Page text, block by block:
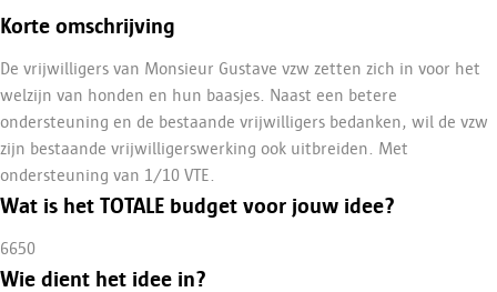
Korte omschrijving
De vrijwilligers van Monsieur Gustave vzw zetten zich in voor het
welzijn van honden en hun baasjes. Naast een betere
ondersteuning en de bestaande vrijwilligers bedanken, wil de vzw
zijn bestaande vrijwilligerswerking ook uitbreiden. Met
ondersteuning van 1/10 VTE.
Wat is het TOTALE budget voor jouw idee?
6650
Wie dient het idee in?